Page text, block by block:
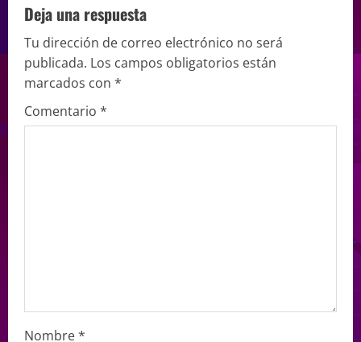
Deja una respuesta
Tu dirección de correo electrónico no será
publicada. Los campos obligatorios están
marcados con *
Comentario *
Nombre*